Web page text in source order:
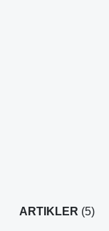
ARTIKLER (5)